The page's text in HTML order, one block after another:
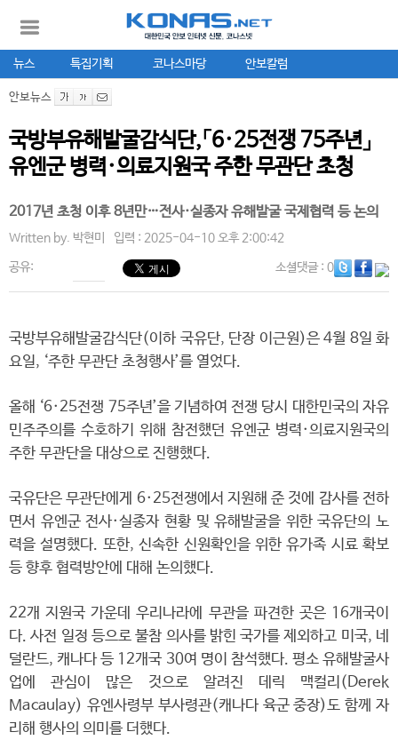
뉴스 특집기획 코나스마당 안보칼럼
안보뉴스
국방부유해발굴감식단,「6·25전쟁 75주년」
유엔군 병력·의료지원국 주한 무관단 초청
2017년 초청 이후 8년만…전사·실종자 유해발굴 국제협력 등 논의
Written by. 박현미 입력 : 2025-04-10 오후 2:00:42
공유: 소셜댓글: 0
국방부유해발굴감식단(이하 국유단, 단장 이근원)은 4월 8일 화
요일, ‘주한 무관단 초청행사’를 열었다.
올해 ‘6·25전쟁 75주년’을 기념하여 전쟁 당시 대한민국의 자유
민주주의를 수호하기 위해 참전했던 유엔군 병력·의료지원국의
주한 무관단을 대상으로 진행했다.
국유단은 무관단에게 6·25전쟁에서 지원해 준 것에 감사를 전하
면서 유엔군 전사·실종자 현황 및 유해발굴을 위한 국유단의 노
력을 설명했다. 또한, 신속한 신원확인을 위한 유가족 시료 확보
등 향후 협력방안에 대해 논의했다.
22개 지원국 가운데 우리나라에 무관을 파견한 곳은 16개국이
다. 사전 일정 등으로 불참 의사를 밝힌 국가를 제외하고 미국, 네
덜란드, 캐나다 등 12개국 30여 명이 참석했다. 평소 유해발굴사
업에 관심이 많은 것으로 알려진 데릭 맥컬리(Derek
Macaulay) 유엔사령부 부사령관(캐나다 육군 중장)도 함께 자
리해 행사의 의미를 더했다.